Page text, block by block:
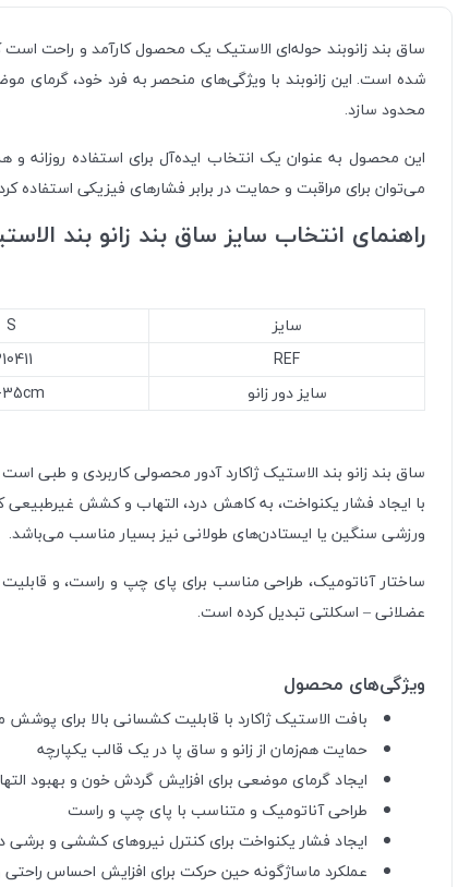
ساق بند زانوبند حوله‌ای الاستیک یک محصول کارآمد و راحت است
شده است. این زانوبند با ویژگی‌های منحصر به فرد خود،
محدود سازد.
این محصول به عنوان یک انتخاب ایده‌آل برای استفاده روزانه
می‌توان برای مراقبت و حمایت در برابر فشارهای فیزیکی استفاده
راهنمای انتخاب سایز ساق بند زانو بند
سایز S
REF
سایز دور زانو
ساق بند زانو بند الاستیک ژاکارد آدور محصولی کاربردی و طبی
با ایجاد فشار یکنواخت، به کاهش درد، التهاب و کشش
ورزشی سنگین یا ایستادن‌های طولانی نیز بسیار مناسب می‌باشد.
ساختار آناتومیک، طراحی مناسب برای پای چپ و راست، و قابلیت
عضلانی – اسکلتی تبدیل کرده است.
ویژگی‌های محصول
بافت الاستیک ژاکارد با قابلیت کشسانی بالا برای
حمایت هم‌زمان از زانو و ساق پا در یک قالب یکپارچه
ایجاد گرمای موضعی برای افزایش گردش خون و بهبود
طراحی آناتومیک و متناسب با پای چپ و راست
ایجاد فشار یکنواخت برای کنترل نیروهای کششی و برشی
عملکرد ماساژگونه حین حرکت برای افزایش احساس